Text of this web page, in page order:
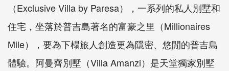
（Exclusive Villa by Paresa），一系列的私人別墅和
住宅，坐落於普吉島著名的富豪之里（Millionaires
Mile），要為下榻旅人創造更為隱密、悠閒的普吉島
體驗。阿曼齊別墅（Villa Amanzi）是天堂獨家別墅